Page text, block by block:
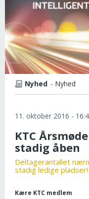
Nyhed - Nyhed
11. oktober 2016 -
KTC
stadig åben
Deltagerantallet
stadig ledige pladser!
Kære KTC medlem